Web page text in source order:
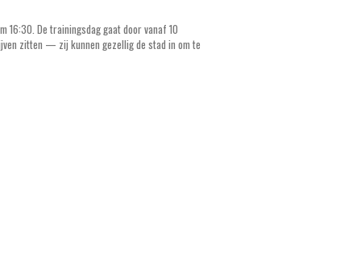
16:30. De trainingsdag gaat door vanaf 10
zitten — zij kunnen gezellig de stad in om te